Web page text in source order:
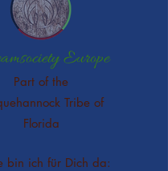
Europe
Part of the
Tribe of
Florida
bin ich für Dich da: